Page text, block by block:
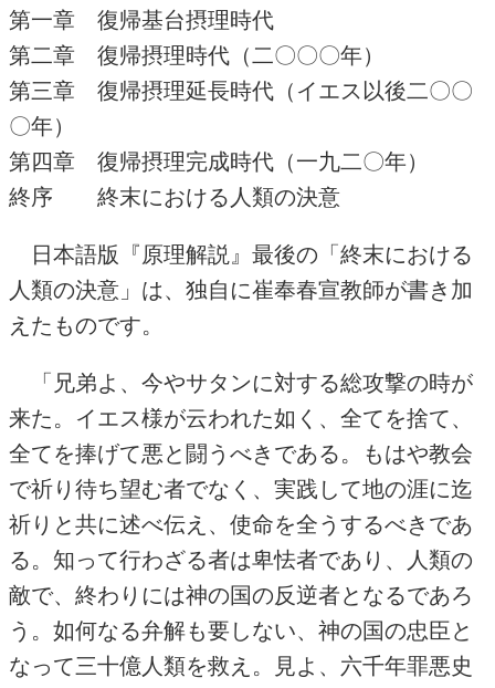
第一章 復帰基台摂理時代
第二章 復帰摂理時代（二〇〇〇年）
第三章 復帰摂理延長時代（イエス以後二〇〇
〇年）
第四章 復帰摂理完成時代（一九二〇年）
終序 終末における人類の決意
日本語版『原理解説』最後の「終末における
人類の決意」は、独自に崔奉春宣教師が書き加
えたものです。
「兄弟よ、今やサタンに対する総攻撃の時が
来た。イエス様が云われた如く、全てを捨て、
全てを捧げて悪と闘うべきである。もはや教会
で祈り待ち望む者でなく、実践して地の涯に迄
祈りと共に述べ伝え、使命を全うするべきであ
る。知って行わざる者は卑怯者であり、人類の
敵で、終わりには神の国の反逆者となるであろ
う。如何なる弁解も要しない、神の国の忠臣と
なって三十億人類を救え。見よ、六千年罪悪史